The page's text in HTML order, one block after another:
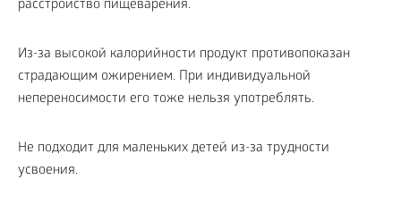
расстройство пищеварения.
Из-за высокой калорийности продукт противопоказан
страдающим ожирением. При индивидуальной
непереносимости его тоже нельзя употреблять.
Не подходит для маленьких детей из-за трудности
усвоения.